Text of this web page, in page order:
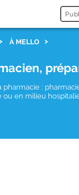
À MELLO
:
ou en milieu